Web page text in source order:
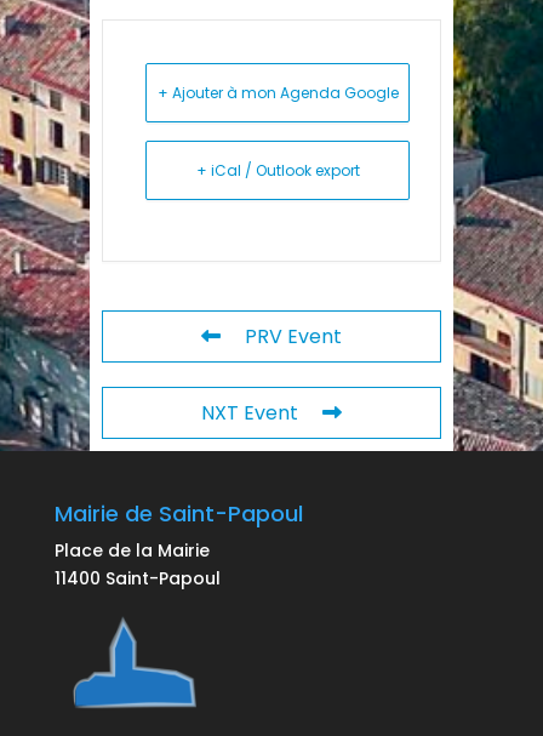
+ Ajouter à mon Agenda Google
+ iCal / Outlook export
PRV Event
NXT Event
Mairie de Saint-Papoul
Place de la Mairie
11400 Saint-Papoul